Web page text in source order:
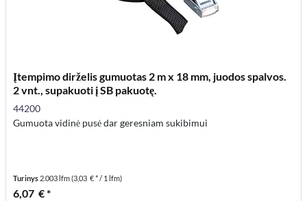
Įtempimo dirželis gumuotas 2 m x 18 mm, juodos spalvos.
2 vnt., supakuoti į SB pakuotę.
44200
Gumuota vidinė pusė dar geresniam sukibimui
Turinys 2.003 lfm(3,03 € * / 1 lfm)
6,07 € *